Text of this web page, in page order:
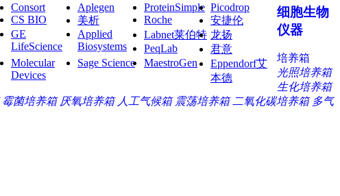
Consort Aplegen ProteinSimple Picodrop
CS BIO 美析 Roche
安捷伦
GE
LifeScience
Applied
Biosystems
Labnet莱伯特 龙扬
PeqLab
君意
Molecular
Devices
Sage Science MaestroGen
Eppendorf艾
本德
细胞生物
仪器
培养箱
光照培养箱
生化培养箱
霉菌培养箱 厌氧培养箱 人工气候箱 震荡培养箱 二氧化碳培养箱 多气